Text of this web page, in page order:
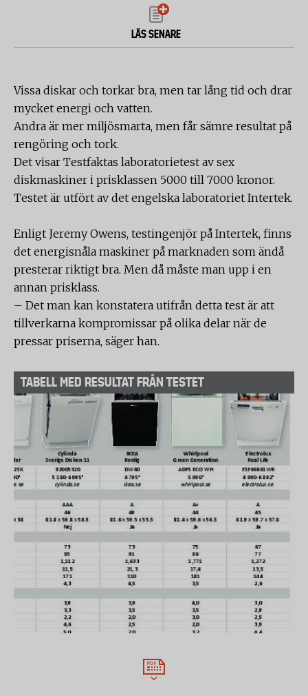
LÄS SENARE
Vissa diskar och torkar bra, men tar lång tid och drar
mycket energi och vatten.
Andra är mer miljösmarta, men får sämre resultat på
rengöring och tork.
Det visar Testfaktas laboratorietest av sex
diskmaskiner i prisklassen 5000 till 7000 kronor.
Testet är utfört av det engelska laboratoriet Intertek.
Enligt Jeremy Owens, testingenjör på Intertek, finns
det energisnåla maskiner på marknaden som ändå
presterar riktigt bra. Men då måste man upp i en
annan prisklass.
– Det man kan konstatera utifrån detta test är att
tillverkarna kompromissar på olika delar när de
pressar priserna, säger han.
TABELL MED RESULTAT FRÅN TESTET